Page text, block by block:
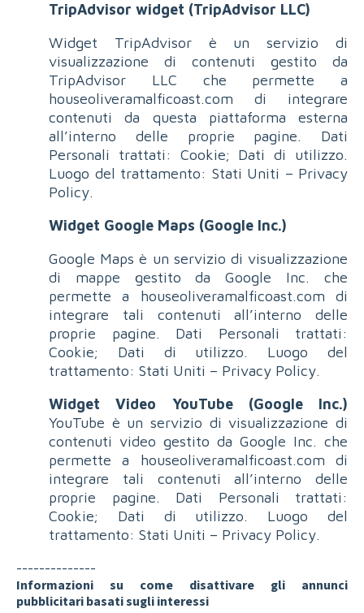
TripAdvisor widget (TripAdvisor LLC)
Widget TripAdvisor è un servizio di
visualizzazione di contenuti gestito da
TripAdvisor LLC che permette a
houseoliveramalficoast.com di integrare
contenuti da questa piattaforma esterna
all’interno delle proprie pagine. Dati
Personali trattati: Cookie; Dati di utilizzo.
Luogo del trattamento: Stati Uniti – Privacy
Policy.
Widget Google Maps (Google Inc.)
Google Maps è un servizio di visualizzazione
di mappe gestito da Google Inc. che
permette a houseoliveramalficoast.com di
integrare tali contenuti all’interno delle
proprie pagine. Dati Personali trattati:
Cookie; Dati di utilizzo. Luogo del
trattamento: Stati Uniti – Privacy Policy.
Widget Video YouTube (Google Inc.)
YouTube è un servizio di visualizzazione di
contenuti video gestito da Google Inc. che
permette a houseoliveramalficoast.com di
integrare tali contenuti all’interno delle
proprie pagine. Dati Personali trattati:
Cookie; Dati di utilizzo. Luogo del
trattamento: Stati Uniti – Privacy Policy.
--------------
Informazioni su come disattivare gli annunci
pubblicitari basati sugli interessi